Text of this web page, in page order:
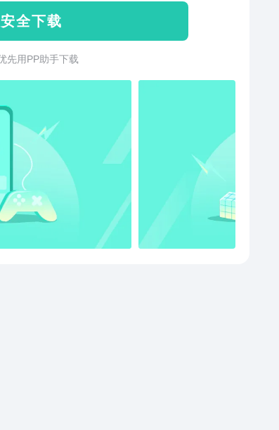
捷标点、夜间模式、字体大小调节、导出TXT
屏写作等众多功能3，支持发布、签约、赚稿
功能，无视任何干扰，强制码字，专治懒
端备份和恢复到本地，多重机制保护数据安
说丢失，更支持手机和电脑同步写作，同时
定义主题皮肤或背景，夜间模式随心设置。
没劲，可以开房间和朋友一起约字、拼字。
笔记、草稿、人物关系、大纲等拍照上传保
日写作数据统计、每日码字排行榜。官网：
index_wn.html
安 全 下 载
先用PP助手下载